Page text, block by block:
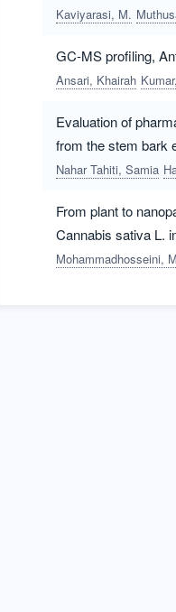
Kaviyarasi, M.
GC-MS profiling,
Ansari, Khairah
Evaluation of
from the stem bark
Nahar Tahiti, Samia
From plant to
Cannabis sativa L.
Mohammadhosseini,